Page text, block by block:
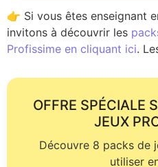
👉 Si vous êtes enseignant
invitons à découvrir les
Profissime en cliquant ici.
OFFRE SPÉCIALE
JEUX
Découvre 8 packs de
utiliser